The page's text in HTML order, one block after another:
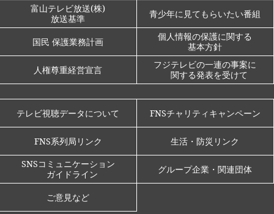
富山テレビ放送(株)
放送基準
青少年に見てもらいたい番組
国民 保護業務計画
個人情報の保護に関する
基本方針
人権尊重経営宣言
フジテレビの一連の事案に
関する発表を受けて
テレビ視聴データについて FNSチャリティキャンペーン
FNS系列局リンク
生活・防災リンク
SNSコミュニケーション
ガイドライン
グループ企業・関連団体
ご意見など